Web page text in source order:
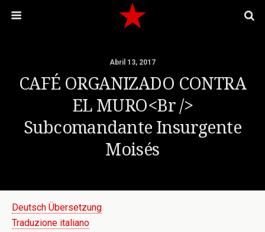
Abril 13, 2017
CAFÉ ORGANIZADO CONTRA
EL MURO<br />
Subcomandante Insurgente
Moisés
Deutsch Übersetzung
Traduzione italiano